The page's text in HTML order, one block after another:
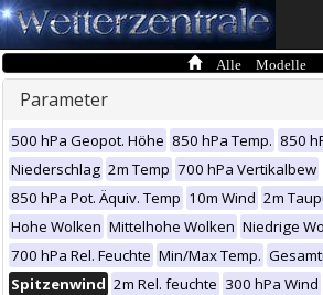
Alle Modelle
Parameter
500 hPa Geopot. Höhe 850 hPa Temp. 850
Niederschlag 2m Temp 700 hPa Vertikalbew
850 hPa Pot. Äquiv. Temp 10m Wind 2m
Hohe Wolken Mittelhohe Wolken Niedrige
700 hPa Rel. Feuchte Min/Max Temp.
Spitzenwind 2m Rel. feuchte 300 hPa Wind